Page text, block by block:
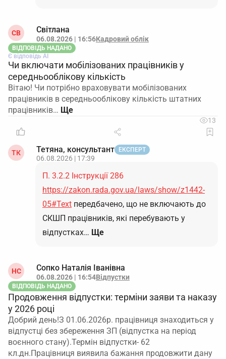
СВ Світлана
06.08.2026 | 16:56Кадровий облік
ВІДПОВІДЬ НАДАНО
Є відповідь АІ
Чи включати мобілізованих працівників у
середньооблікову кількість
Вітаю! Чи потрібно враховувати мобілізованих
працівників в середньооблікову кількість штатних
працівників…
13
ТК Тетяна, консультант ЕКСПЕРТ
06.08.2026 | 17:39
П. 3.2.2 Інструкції 286
https://zakon.rada.gov.ua/laws/show/z1442-
05#Text передбачено, що не включають до
СКШП працівників, які перебувають у
відпустках… Ще
НС Сопко Наталія Іванівна
06.08.2026 | 16:54Відпустки
ВІДПОВІДЬ НАДАНО
Продовження відпустки: терміни заяви та наказу
у 2026 році
Добрий день!З 01.06.2026р. працівниця знаходиться у
відпустці без збереження ЗП (відпустка на період
воєнного стану).Термін відпустки- 62
кл.дн.Працівниця виявила бажання продовжити дану